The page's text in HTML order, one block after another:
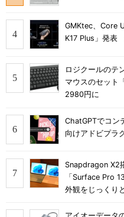
GMKtec、Core
K17 Plus」発表
ロジクールのテ
マウスのセット
2980円に
ChatGPTでコ
向けアドビプラ
Snapdragon X2
「Surface Pro
外観をじっくり